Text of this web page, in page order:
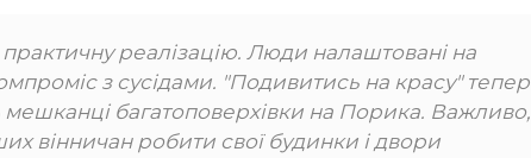
реалізацію. Люди налаштовані на
з сусідами. "Подивитись на красу" тепер
мешканці багатоповерхівки на Порика. Важливо,
вінничан робити свої будинки і двори